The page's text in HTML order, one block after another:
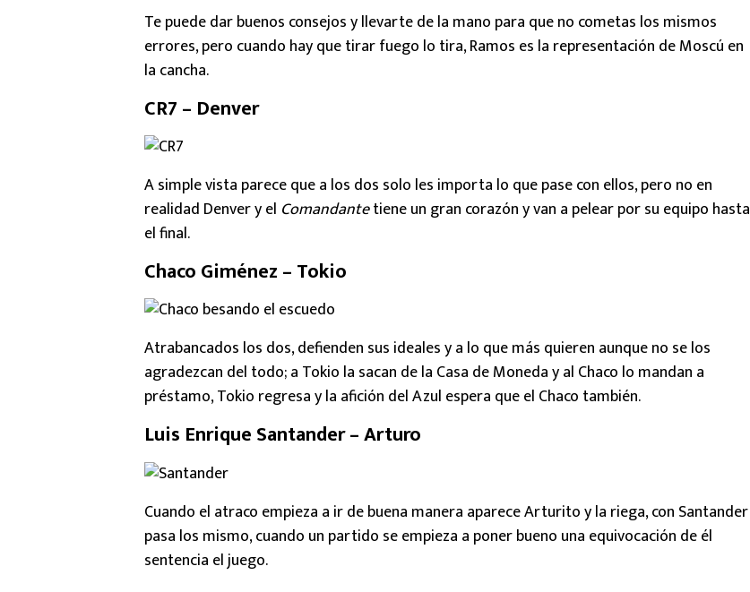
Te puede dar buenos consejos y llevarte de la mano para que no cometas los mismos
errores, pero cuando hay que tirar fuego lo tira, Ramos es la representación de Moscú en
la cancha.
CR7 – Denver
A simple vista parece que a los dos solo les importa lo que pase con ellos, pero no en
realidad Denver y el Comandantetiene un gran corazón y van a pelear por su equipo hasta
el final.
Chaco Giménez – Tokio
Atrabancados los dos, defienden sus ideales y a lo que más quieren aunque no se los
agradezcan del todo; a Tokio la sacan de la Casa de Moneda y al Chaco lo mandan a
préstamo, Tokio regresa y la afición del Azul espera que el Chaco también.
Luis Enrique Santander – Arturo
Cuando el atraco empieza a ir de buena manera aparece Arturito y la riega, con Santander
pasa los mismo, cuando un partido se empieza a poner bueno una equivocación de él
sentencia el juego.